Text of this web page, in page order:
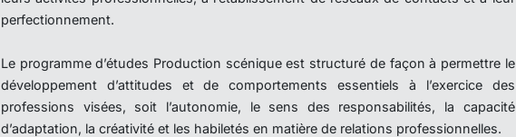
perfectionnement.
Le programme d’études Production scénique est structuré de façon à permettre le
développement d’attitudes et de comportements essentiels à l’exercice des
professions visées, soit l’autonomie, le sens des responsabilités, la capacité
d’adaptation, la créativité et les habiletés en matière de relations professionnelles.